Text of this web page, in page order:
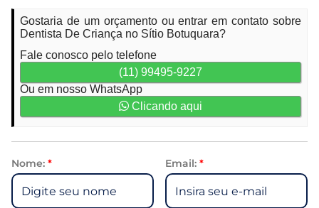
Gostaria de um orçamento ou entrar em contato sobre
Dentista De Criança no Sítio Botuquara?
Fale conosco pelo telefone
(11) 99495-9227
Ou em nosso WhatsApp
Clicando aqui
Nome: * Email: *